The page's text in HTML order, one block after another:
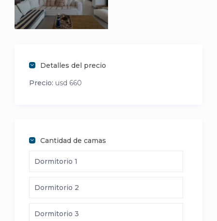
Detalles del precio
Precio: usd 660
Cantidad de camas
Dormitorio 1
Dormitorio 2
Dormitorio 3